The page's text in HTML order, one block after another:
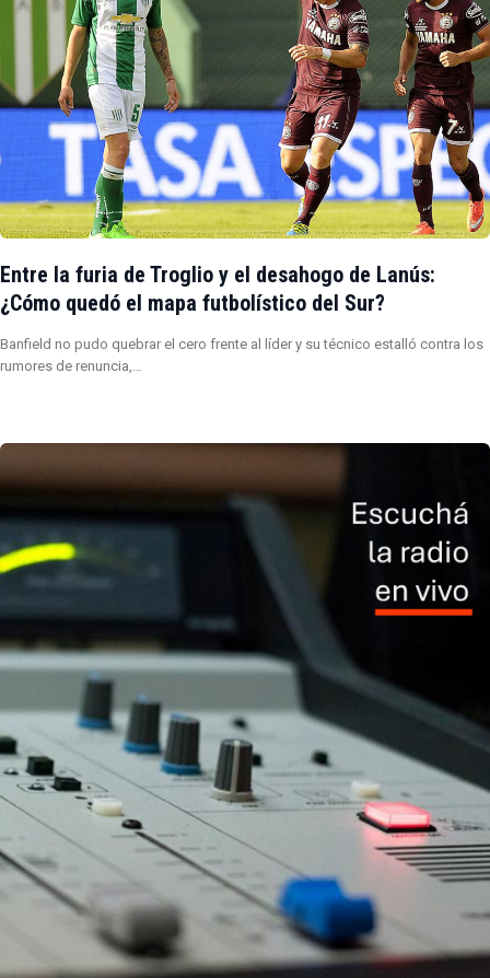
Entre la furia de Troglio y el desahogo de Lanús:
¿Cómo quedó el mapa futbolístico del Sur?
Banfield no pudo quebrar el cero frente al líder y su técnico estalló contra los
rumores de renuncia,…